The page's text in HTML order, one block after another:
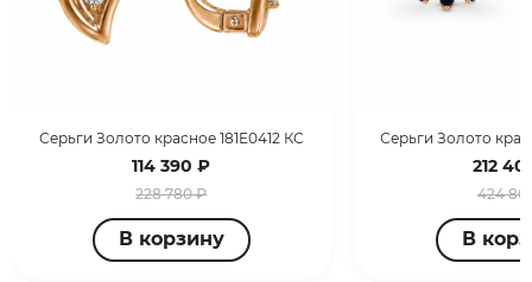
Серьги Золото красное 181Е0412 КС
114 390 ₽
228 780 ₽
В корзину
Серьги Золото
212
424
В